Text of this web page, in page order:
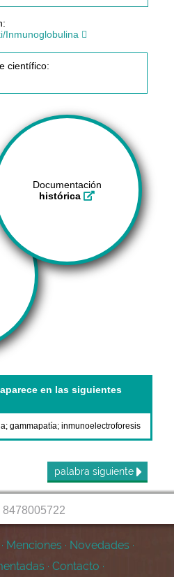
Inmunoglobulina
científico:
Documentación
histórica
en las siguientes
;gammapatía;inmunoelectroforesis
palabra siguiente
8478005722
· Menciones · Novedades ·
· Contacto ·